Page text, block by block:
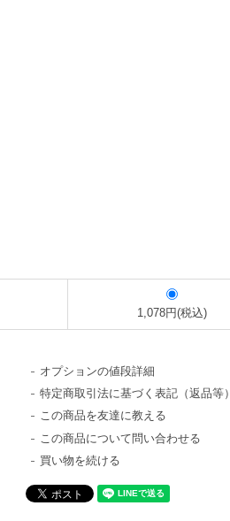
1,078円(税込)
オプションの値段詳細
特定商取引法に基づく表記（返品等）
この商品を友達に教える
この商品について問い合わせる
買い物を続ける